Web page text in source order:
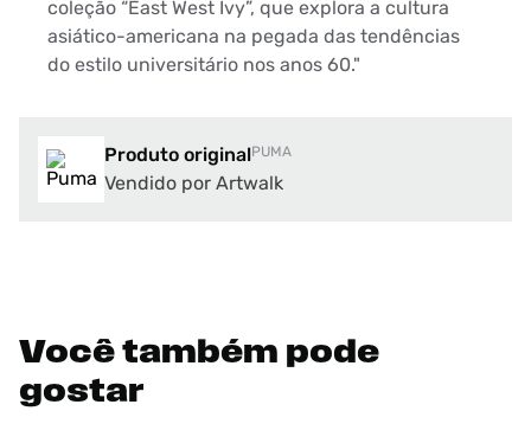
coleção “East West Ivy”, que explora a cultura
asiático-americana na pegada das tendências
do estilo universitário nos anos 60."
Produto originalPUMA
Vendido por Artwalk
Você também pode
gostar